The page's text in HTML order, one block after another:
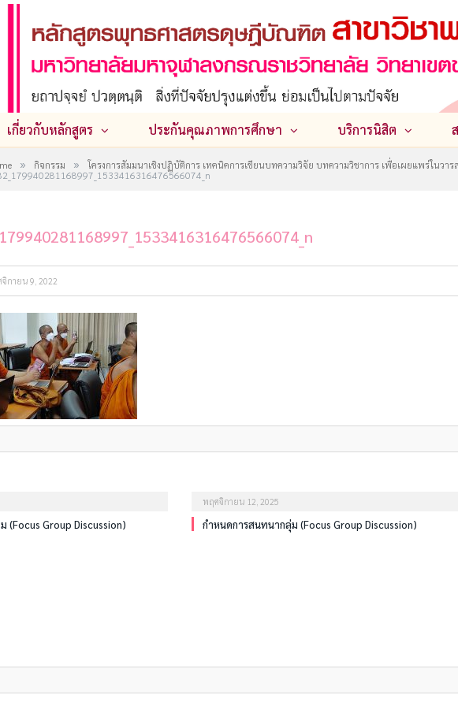
เกี่ยวกับหลักสูตร ประกันคุณภาพการศึกษา บริการนิสิต
» กิจกรรม »
โครงการสัมมนาเชิงปฏิบัติการ เทคนิคการเขียนบทความวิจัย บทความวิชาการ เพื่อเผยแพร่ในวาร
กายน 9, 2022
(Focus Group Discussion)
พฤศจิกายน 12, 2025
กำหนดการสนทนากลุ่ม (Focus Group Discussion)